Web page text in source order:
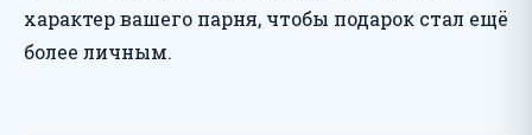
характер вашего парня, чтобы подарок стал ещё
более личным.